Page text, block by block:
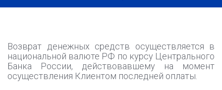
Возврат денежных средств осуществляется в
национальной валюте РФ по курсу Центрального
Банка России, действовавшему на момент
осуществления Клиентом последней оплаты.